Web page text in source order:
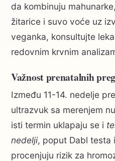
da kombinuju
žitarice i suvo voće uz
veganka, konsultujte
redovnim krvnim
Važnost prenatalnih
Između 11-14. nedelje
ultrazvuk sa merenjem
isti termin uklapaju se i
nedelji, poput Dabl testa
procenjuju rizik za